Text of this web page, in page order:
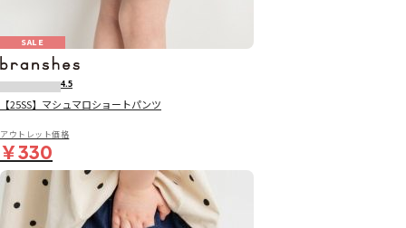
SALE
4.5
【25SS】マシュマロショートパンツ
アウトレット価格
￥330